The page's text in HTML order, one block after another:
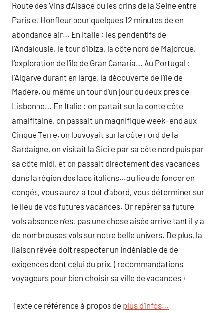
Route des Vins d’Alsace ou les crins de la Seine entre
Paris et Honfleur pour quelques 12 minutes de en
abondance air… En italie : les pendentifs de
l’Andalousie, le tour d’Ibiza, la côte nord de Majorque,
l’exploration de l’île de Gran Canaria… Au Portugal :
l’Algarve durant en large, la découverte de l’île de
Madère, ou même un tour d’un jour ou deux près de
Lisbonne… En Italie : on partait sur la conte côte
amalfitaine, on passait un magnifique week-end aux
Cinque Terre, on louvoyait sur la côte nord de la
Sardaigne, on visitait la Sicile par sa côte nord puis par
sa côte midi, et on passait directement des vacances
dans la région des lacs italiens…au lieu de foncer en
congés, vous aurez à tout d’abord, vous déterminer sur
le lieu de vos futures vacances. Or repérer sa future
vols absence n’est pas une chose aisée arrive tant il y a
de nombreuses vols sur notre belle univers. De plus, la
liaison rêvée doit respecter un indéniable de de
exigences dont celui du prix. ( recommandations
voyageurs pour bien choisir sa ville de vacances )
Texte de référence à propos de plus d’infos…